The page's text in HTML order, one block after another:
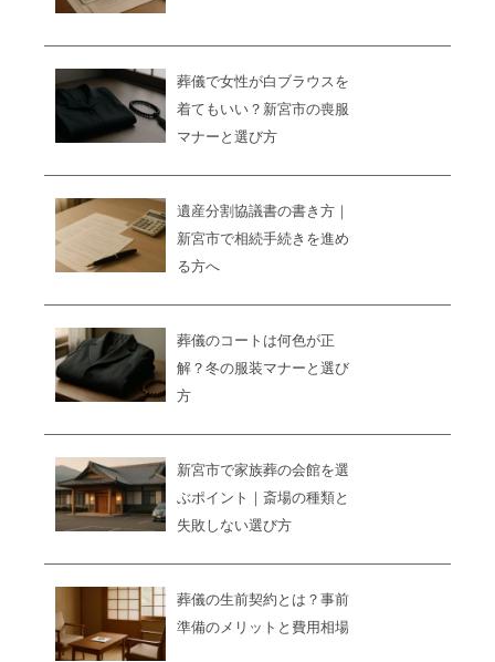
葬儀で女性が白ブラウスを
着てもいい？新宮市の喪服
マナーと選び方
遺産分割協議書の書き方｜
新宮市で相続手続きを進め
る方へ
葬儀のコートは何色が正
解？冬の服装マナーと選び
方
新宮市で家族葬の会館を選
ぶポイント｜斎場の種類と
失敗しない選び方
葬儀の生前契約とは？事前
準備のメリットと費用相場